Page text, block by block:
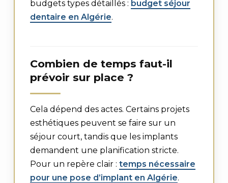
budgets types détaillés : budget séjour
dentaire en Algérie.
Combien de temps faut-il
prévoir sur place ?
Cela dépend des actes. Certains projets
esthétiques peuvent se faire sur un
séjour court, tandis que les implants
demandent une planification stricte.
Pour un repère clair : temps nécessaire
pour une pose d’implant en Algérie.